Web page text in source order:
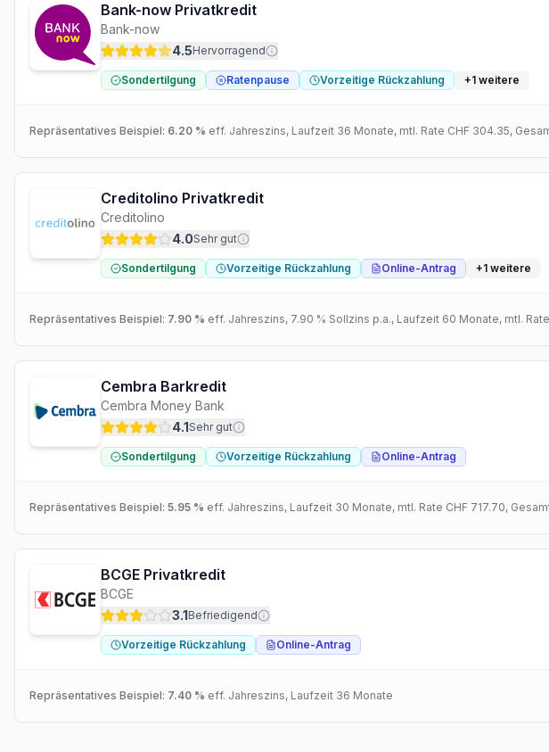
Bank-now Privatkredit
Bank-now
4.5Hervorragend
Sondertilgung Ratenpause Vorzeitige Rückzahlung +1 weitere
Repräsentatives Beispiel: 6.20 % eff. Jahreszins, Laufzeit 36 Monate, mtl. Rate CHF 304.35,
Creditolino Privatkredit
Creditolino
4.0Sehr gut
Sondertilgung Vorzeitige Rückzahlung Online-Antrag +1 weitere
Repräsentatives Beispiel: 7.90 % eff. Jahreszins, 7.90 % Sollzins p.a., Laufzeit 60 Monate, mtl. Rate
Cembra Barkredit
Cembra Money Bank
4.1Sehr gut
Sondertilgung Vorzeitige Rückzahlung Online-Antrag
Repräsentatives Beispiel: 5.95 % eff. Jahreszins, Laufzeit 30 Monate, mtl. Rate CHF 717.70,
BCGE Privatkredit
BCGE
3.1Befriedigend
Vorzeitige Rückzahlung Online-Antrag
Repräsentatives Beispiel: 7.40 % eff. Jahreszins, Laufzeit 36 Monate